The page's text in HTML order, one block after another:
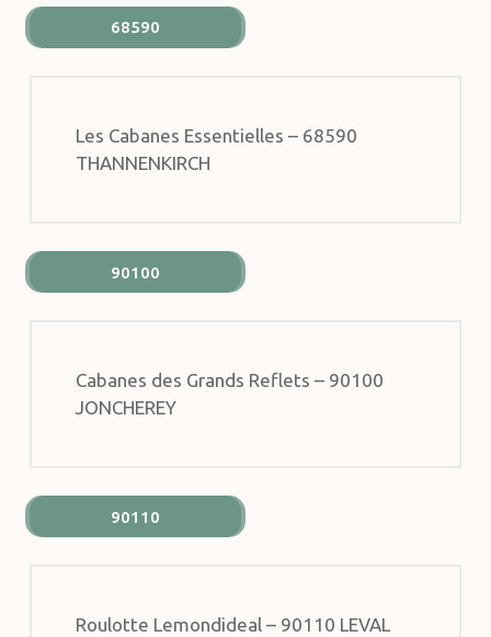
68590
Les Cabanes Essentielles – 68590
THANNENKIRCH
90100
Cabanes des Grands Reflets – 90100
JONCHEREY
90110
Roulotte Lemondideal – 90110 LEVAL